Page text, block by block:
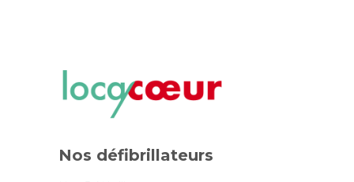
Nos défibrillateurs